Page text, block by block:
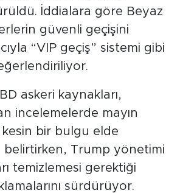
İddialara göre Beyaz
güvenli geçişini
“VIP geçiş” sistemi gibi
askeri kaynakları,
incelemelerde mayın
kesin bir bulgu elde
belirtirken, Trump yönetimi
temizlemesi gerektiği
sürdürüyor.